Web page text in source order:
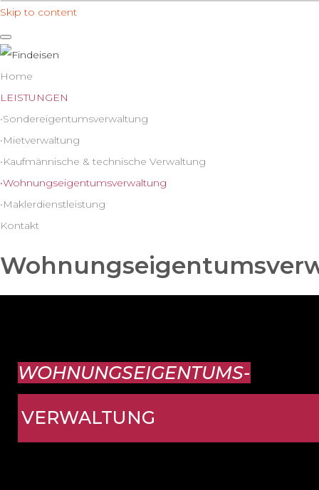
Skip to content
Home
LEISTUNGEN
Sondereigentumsverwaltung
Mietverwaltung
Kaufmännische & technische Verwaltung
Wohnungseigentumsverwaltung
Maklerdienstleistung
Kontakt
WOHNUNGSEIGENTUMS-
VERWALTUNG